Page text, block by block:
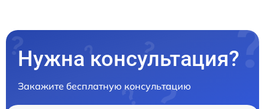
Нужна консультация?
Закажите бесплатную консультацию